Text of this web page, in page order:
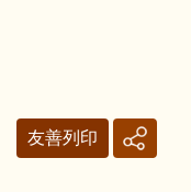
友善列印